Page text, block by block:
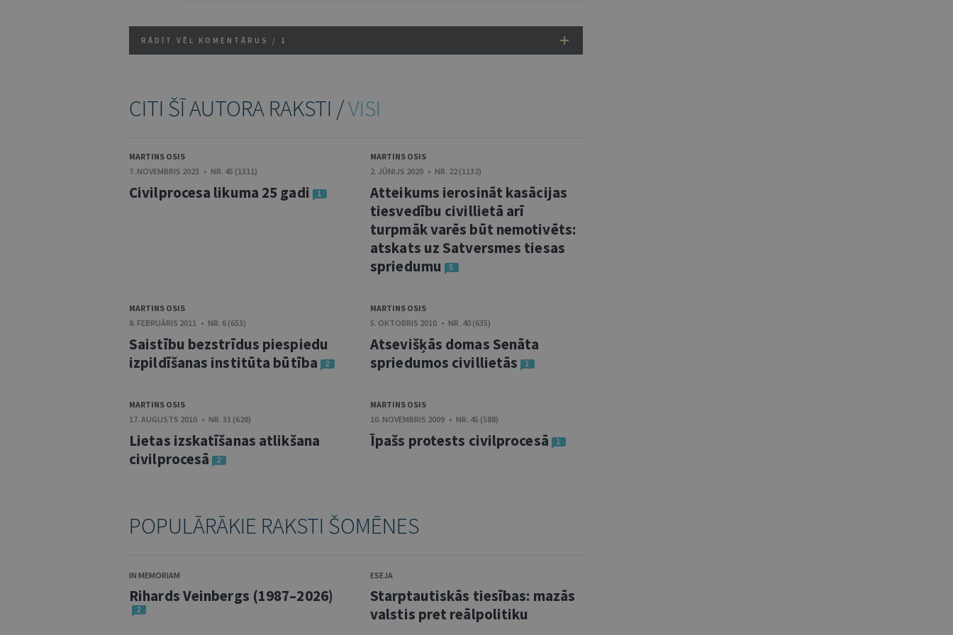
RĀDĪT VĒL KOMENTĀRUS / 1
CITI ŠĪ AUTORA RAKSTI /VISI
MARTINS OSIS
7. NOVEMBRIS 2023 • NR. 45 (1311)
Civilprocesa likuma 25 gadi 1
MARTINS OSIS
2. JŪNIJS 2020 • NR. 22 (1132)
Atteikums ierosināt kasācijas
tiesvedību civillietā arī
turpmāk varēs būt nemotivēts:
atskats uz Satversmes tiesas
spriedumu
5
MARTINS OSIS
8. FEBRUĀRIS 2011 • NR. 6 (653)
Saistību bezstrīdus piespiedu
izpildīšanas institūta būtība
2
MARTINS OSIS
5. OKTOBRIS 2010 • NR. 40 (635)
Atsevišķās domas Senāta
spriedumos civillietās
1
MARTINS OSIS
17. AUGUSTS 2010 • NR. 33 (628)
Lietas izskatīšanas atlikšana
civilprocesā
2
MARTINS OSIS
10. NOVEMBRIS 2009 • NR. 45 (588)
Īpašs protests civilprocesā 1
POPULĀRĀKIE RAKSTI ŠOMĒNES
IN MEMORIAM
Rihards Veinbergs (1987–2026)
2
ESEJA
Starptautiskās tiesības: mazās
valstis pret reālpolitiku